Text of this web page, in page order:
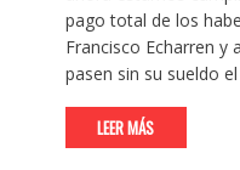
pago total de los
Francisco Echarren y
pasen sin su sueldo
LEER MÁS